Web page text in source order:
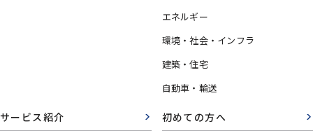
エネルギー
環境・社会・インフラ
建築・住宅
自動車・輸送
サービス紹介 初めての方へ